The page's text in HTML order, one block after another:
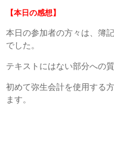
【本日の感想】
本日の参加者の方々は、簿
でした。
テキストにはない部分への
初めて弥生会計を使用する
ます。